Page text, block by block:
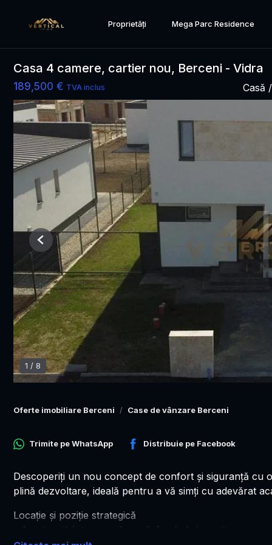
Proprietăți Mega Parc Residence
Casa 4 camere, cartier nou, Berceni - Vidra
189,500 € TVA inclus Casă
1 / 8
Previous
Oferte imobiliare Berceni Case de vânzare Berceni
Trimite peWhatsApp Distribuie pe Facebook
Descoperiţi un nou concept de confort şi siguranţă cu
plină dezvoltare, ideală pentru a vă simţi cu adevărat
Locaţie şi poziţie strategică
- Amplasată într-o zonă nouă, în plină dezvoltare, cu